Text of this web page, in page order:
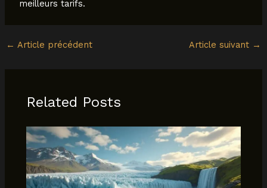
meilleurs tarifs.
← Article précédent Article suivant →
Related Posts